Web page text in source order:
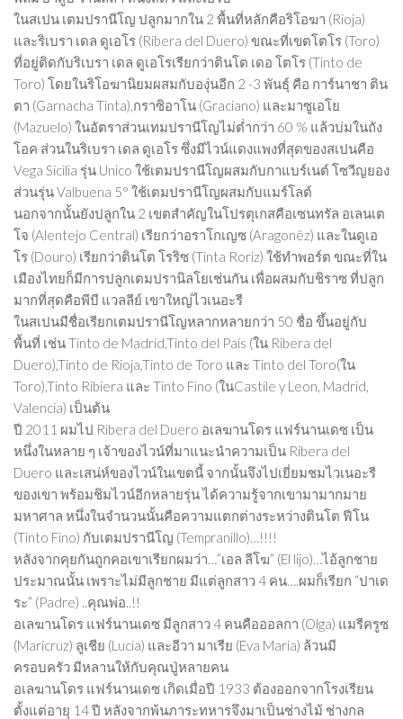
ในสเปน เตมปรานีโญ ปลูกมากใน 2 พื้นที่หลักคือริโอฆา (Rioja)
และริเบรา เดล ดูเอโร (Ribera del Duero) ขณะที่เขตโตโร (Toro)
ที่อยู่ติดกับริเบรา เดล ดูเอโรเรียกว่าตินโต เดอ โตโร (Tinto de
Toro) โดยในริโอฆานิยมผสมกับองุ่นอีก 2 -3 พันธุ์ คือ การ์นาชา ติน
ตา (Garnacha Tinta),กราซิอาโน (Graciano) และมาซูเอโย
(Mazuelo) ในอัตราส่วนเทมปรานีโญไม่ต่ำกว่า 60 % แล้วบ่มในถัง
โอค ส่วนในริเบรา เดล ดูเอโร ซึ่งมีไวน์แดงแพงที่สุดของสเปนคือ
Vega Sicilia รุ่น Unico ใช้เตมปรานีโญผสมกับกาแบร์เนต์ โซวีญยอง
ส่วนรุ่น Valbuena 5° ใช้เตมปรานีโญผสมกับแมร์โลต์
นอกจากนั้นยังปลูกใน 2 เขตสำคัญในโปรตุเกสคือเซนทรัล อเลนเต
โจ (Alentejo Central) เรียกว่าอราโกเญซ (Aragonêz) และในดูเอ
โร (Douro) เรียกว่าตินโต โรริซ (Tinta Roriz) ใช้ทำพอร์ต ขณะที่ใน
เมืองไทยก็มีการปลูกเตมปรานิลโยเช่นกัน เพื่อผสมกับชิราซ ที่ปลูก
มากที่สุดคือพีบี แวลลีย์ เขาใหญ่ไวเนอะรี
ในสเปนมีชื่อเรียกเตมปรานีโญหลากหลายกว่า 50 ชื่อ ขึ้นอยู่กับ
พื้นที่ เช่น Tinto de Madrid,Tinto del País (ใน Ribera del
Duero),Tinto de Rioja,Tinto de Toro และ Tinto del Toro(ใน
Toro),Tinto Ribiera และ Tinto Fino (ในCastile y Leon, Madrid,
Valencia) เป็นต้น
ปี 2011 ผมไป Ribera del Duero อเลฆานโดร แฟร์นานเดซ เป็น
หนึ่งในหลาย ๆ เจ้าของไวน์ที่มาแนะนำความเป็น Ribera del
Duero และเสน่ห์ของไวน์ในเขตนี้ จากนั้นจึงไปเยี่ยมชมไวเนอะรี
ของเขา พร้อมชิมไวน์อีกหลายรุ่น ได้ความรู้จากเขามามากมาย
มหาศาล หนึ่งในจำนวนนั้นคือความแตกต่างระหว่างตินโต ฟีโน
(Tinto Fino) กับเตมปรานีโญ (Tempranillo)…!!!!
หลังจากคุยกันถูกคอเขาเรียกผมว่า…”เอล ลีโฆ” (El lijo)…ไอ้ลูกชาย
ประมาณนั้น เพราะไม่มีลูกชาย มีแต่ลูกสาว 4 คน….ผมก็เรียก “ปาเด
ระ” (Padre) ..คุณพ่อ..!!
อเลฆานโดร แฟร์นานเดซ มีลูกสาว 4 คนคือออลกา (Olga) แมรีครูซ
(Maricruz) ลูเชีย (Lucia) และอีวา มาเรีย (Eva Maria) ล้วนมี
ครอบครัว มีหลานให้กับคุณปู่หลายคน
อเลฆานโดร แฟร์นานเดซ เกิดเมื่อปี 1933 ต้องออกจากโรงเรียน
ตั้งแต่อายุ 14 ปี หลังจากพ้นภาระทหารจึงมาเป็นช่างไม้ ช่างกล